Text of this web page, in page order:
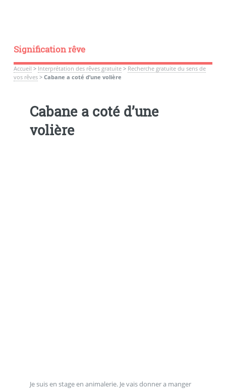
Signification rêve
Accueil > Interprétation des rêves gratuite> Recherche gratuite du sens de
vos rêves> Cabane a coté d’une volière
Cabane a coté d’une
volière
Je suis en stage en animalerie. Je vais donner a manger